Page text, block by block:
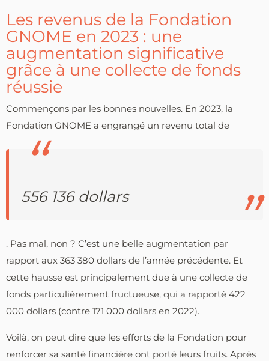
Les revenus de la Fondation
GNOME en 2023 : une
augmentation significative
grâce à une collecte de fonds
réussie
Commençons par les bonnes nouvelles. En 2023, la
Fondation GNOME a engrangé un revenu total de
556 136 dollars
. Pas mal, non ? C’est une belle augmentation par
rapport aux 363 380 dollars de l’année précédente. Et
cette hausse est principalement due à une collecte de
fonds particulièrement fructueuse, qui a rapporté 422
000 dollars (contre 171 000 dollars en 2022).
Voilà, on peut dire que les efforts de la Fondation pour
renforcer sa santé financière ont porté leurs fruits. Après